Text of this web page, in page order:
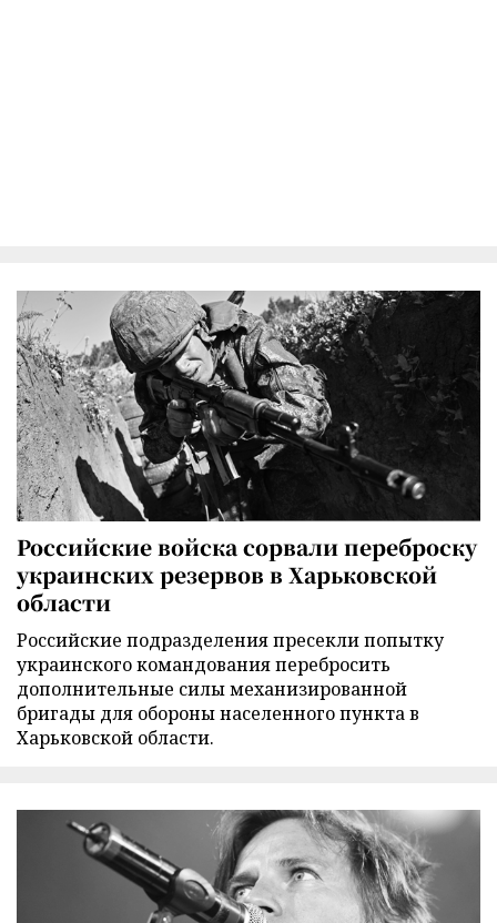
Российские войска сорвали переброску
украинских резервов в Харьковской
области
Российские подразделения пресекли попытку
украинского командования перебросить
дополнительные силы механизированной
бригады для обороны населенного пункта в
Харьковской области.